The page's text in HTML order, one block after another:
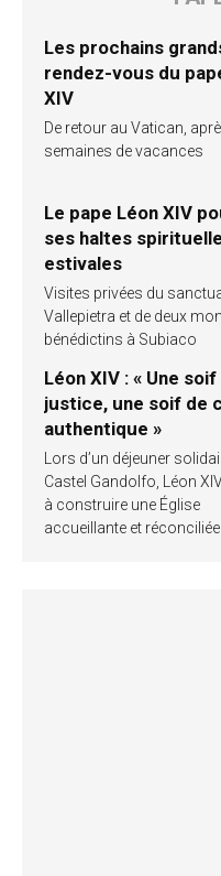
Les prochains
rendez-vous du
XIV
De retour au Vatican,
semaines de vacances
Le pape Léon XIV
ses haltes
estivales
Visites privées du
Vallepietra et de deux
bénédictins à Subiaco
Léon XIV : « Une soif
justice, une soif de
authentique »
Lors d’un déjeuner
Castel Gandolfo, Léon
à construire une Église
accueillante et réconciliée